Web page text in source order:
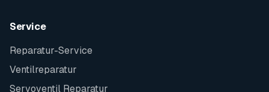
Service
Reparatur-Service
Ventilreparatur
Servoventil Reparatur